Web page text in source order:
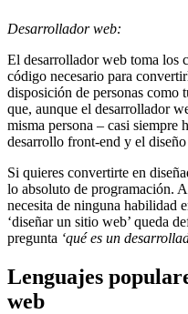
Desarrollador web:
El desarrollador web toma los
código necesario para
disposición de personas como
que, aunque el desarrollador
misma persona – casi siempre
desarrollo front-end y el
Si quieres convertirte en
lo absoluto de programación.
necesita de ninguna habilidad
‘diseñar un sitio web’ queda
pregunta ‘qué es un
Lenguajes
web